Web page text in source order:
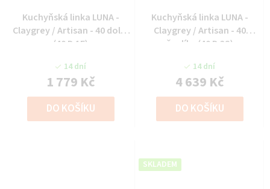
Kuchyňská linka LUNA -
Claygrey / Artisan - 40 dolní
(40 D 1F)
14 dní
1 779 Kč
DO KOŠÍKU
Kuchyňská linka LUNA -
Claygrey / Artisan - 40
šuplíky (40 D 3S)
14 dní
4 639 Kč
DO KOŠÍKU
SKLADEM